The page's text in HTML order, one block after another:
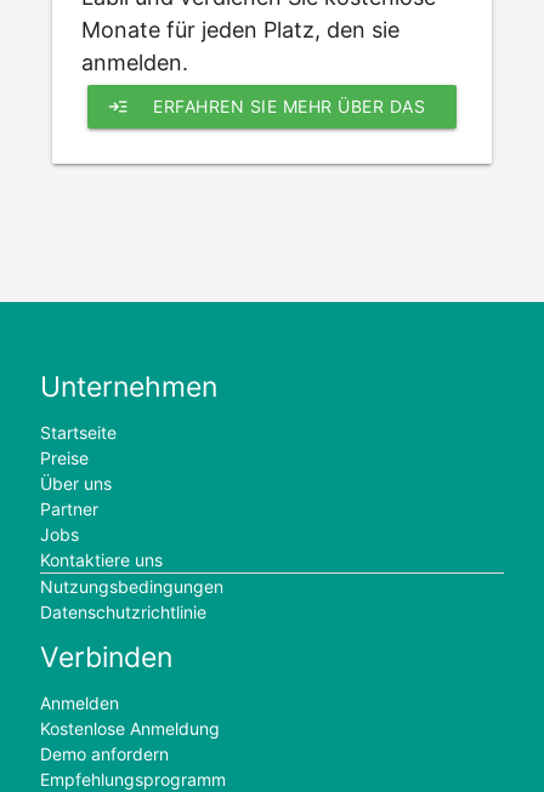
Monate für jeden Platz, den sie
anmelden.
read_more ERFAHREN SIE MEHR ÜBER DAS
Unternehmen
Startseite
Preise
Über uns
Partner
Jobs
Kontaktiere uns
Nutzungsbedingungen
Datenschutzrichtlinie
Verbinden
Anmelden
Kostenlose Anmeldung
Demo anfordern
Empfehlungsprogramm